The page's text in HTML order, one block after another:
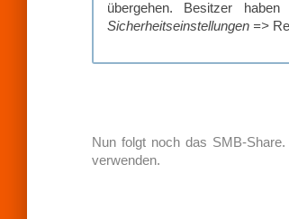
übergehen. Besitzer
Sicherheitseinstellungen =>
Nun folgt noch das SMB-
verwenden.